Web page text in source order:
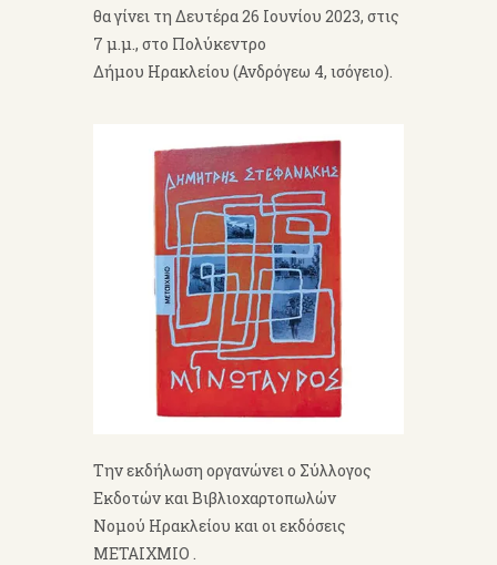
θα γίνει τη Δευτέρα 26 Ιουνίου 2023, στις
7 μ.μ., στο Πολύκεντρο
Δήμου Ηρακλείου (Ανδρόγεω 4, ισόγειο).
Την εκδήλωση οργανώνει ο Σύλλογος
Εκδοτών και Βιβλιοχαρτοπωλών
Νομού Ηρακλείου και οι εκδόσεις
ΜΕΤΑΙΧΜΙΟ .